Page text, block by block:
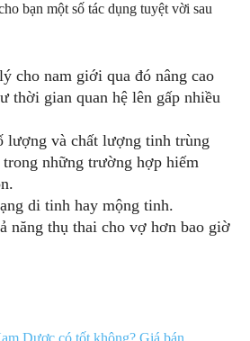
bạn một số tác dụng tuyệt vời sau
cho nam giới qua đó nâng cao
thời gian quan hệ lên gấp nhiều
lượng và chất lượng tinh trùng
trong những trường hợp hiếm
di tinh hay mộng tinh.
năng thụ thai cho vợ hơn bao giờ
Dược có tốt không? Giá bán,